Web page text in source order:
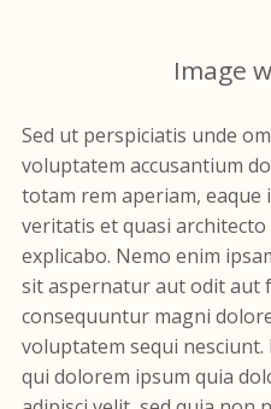
Image
Sed ut perspiciatis unde
voluptatem accusantium
totam rem aperiam, eaque
veritatis et quasi
explicabo. Nemo enim
sit aspernatur aut odit aut
consequuntur magni
voluptatem sequi
qui dolorem ipsum quia